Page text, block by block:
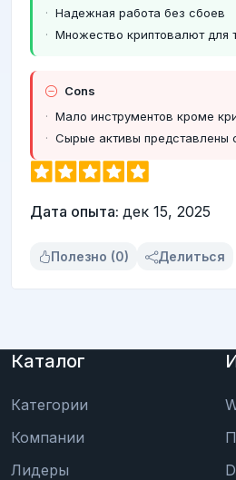
Надежная работа без сбоев
Множество криптовалют для
Cons
Мало инструментов кроме
Сырые активы представлены
Дата опыта: дек 15, 2025
Полезно (0) Делиться
Каталог
Категории
Компании
Лидеры